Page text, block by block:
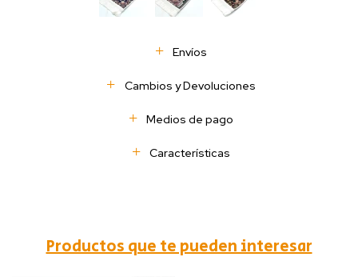
Envíos
Cambios y Devoluciones
Medios de pago
Características
Productos que te pueden interesar